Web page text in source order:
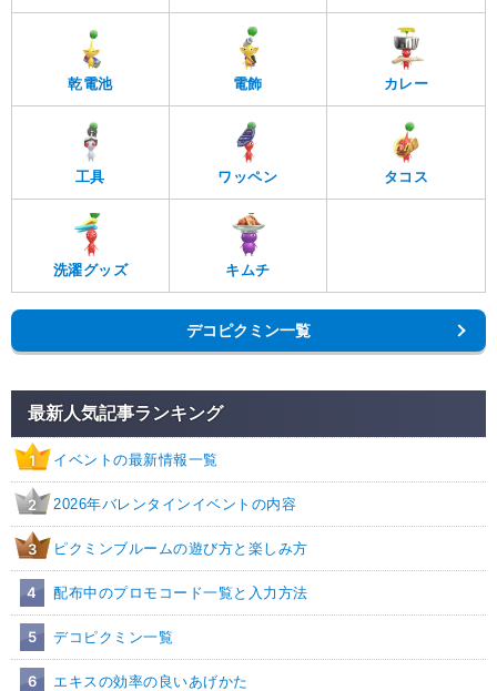
乾電池 電飾 カレー
工具 ワッペン タコス
洗濯グッズ キムチ
デコピクミン一覧
最新人気記事ランキング
1 イベントの最新情報一覧
2 2026年バレンタインイベントの内容
3 ピクミンブルームの遊び方と楽しみ方
4 配布中のプロモコード一覧と入力方法
5 デコピクミン一覧
6 エキスの効率の良いあげかた